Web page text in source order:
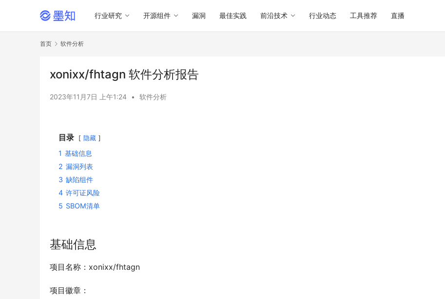
行业研究 开源组件 漏洞 最佳实践 前沿技术 行业动态 工具推荐 直播
首页 软件分析
xonixx/fhtagn 软件分析报告
2023年11月7日 上午1:24 • 软件分析
目录 隐藏
1 基础信息
2 漏洞列表
3 缺陷组件
4 许可证风险
5 SBOM清单
基础信息
项目名称：xonixx/fhtagn
项目徽章：